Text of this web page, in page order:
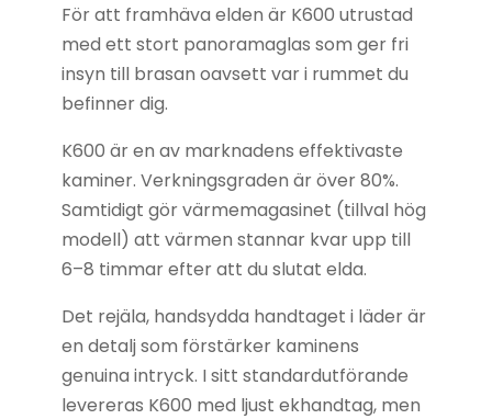
För att framhäva elden är K600 utrustad
med ett stort panoramaglas som ger fri
insyn till brasan oavsett var i rummet du
befinner dig.
K600 är en av marknadens effektivaste
kaminer. Verkningsgraden är över 80%.
Samtidigt gör värmemagasinet (tillval hög
modell) att värmen stannar kvar upp till
6–8 timmar efter att du slutat elda.
Det rejäla, handsydda handtaget i läder är
en detalj som förstärker kaminens
genuina intryck. I sitt standardutförande
levereras K600 med ljust ekhandtag, men